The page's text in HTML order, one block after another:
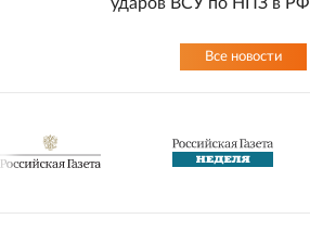
Все новости